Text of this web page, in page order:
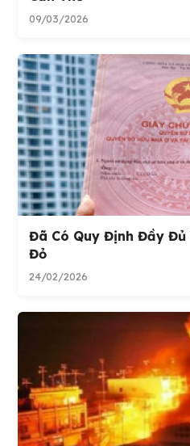
09/03/2026
Đã Có Quy Định Đầy Đủ
Đỏ
24/02/2026